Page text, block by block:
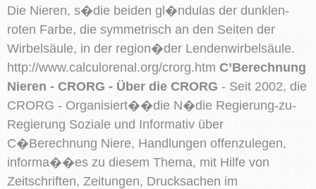
Die Nieren, s�die beiden gl�ndulas der dunklen-
roten Farbe, die symmetrisch an den Seiten der
Wirbelsäule, in der region�der Lendenwirbelsäule.
http://www.calculorenal.org/crorg.htm C’Berechnung
Nieren - CRORG - Über die CRORG - Seit 2002, die
CRORG - Organisiert��die N�die Regierung-zu-
Regierung Soziale und Informativ über
C�Berechnung Niere, Handlungen offenzulegen,
informa��es zu diesem Thema, mit Hilfe von
Zeitschriften, Zeitungen, Drucksachen im